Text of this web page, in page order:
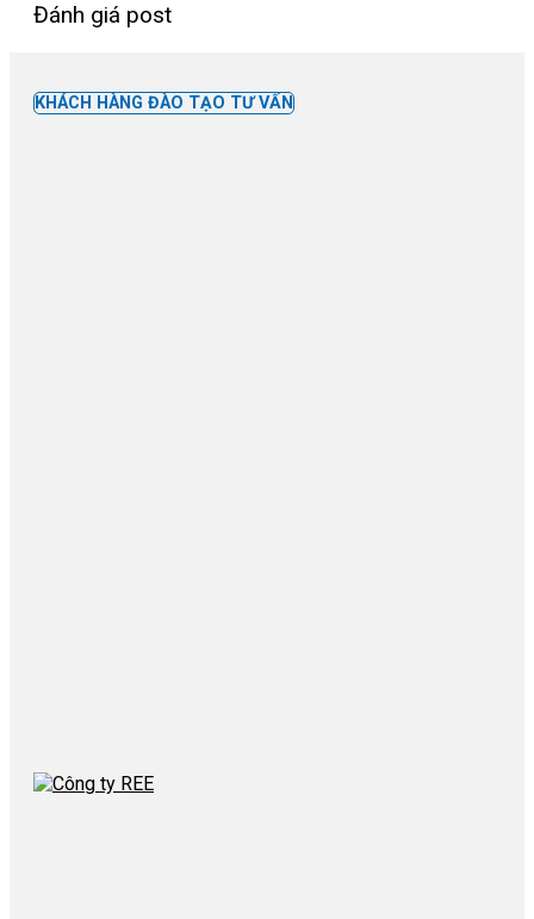
Đánh giá post
KHÁCH HÀNG ĐÀO TẠO TƯ VẤN